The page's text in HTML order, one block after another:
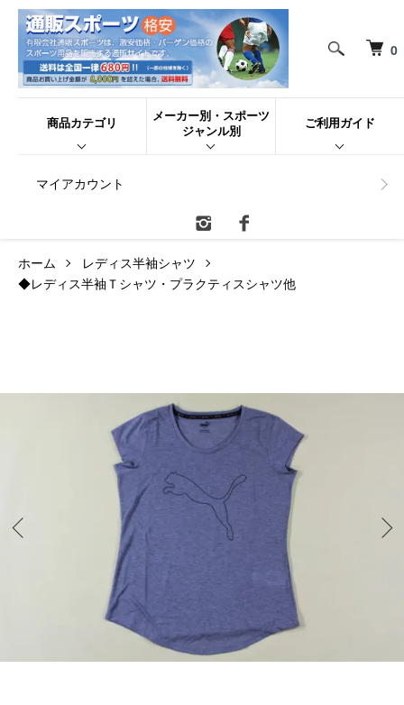
0
商品カテゴリ
メーカー別・スポーツ
ジャンル別
ご利用ガイド
マイアカウント
ホーム
レディス半袖シャツ
◆レディス半袖Ｔシャツ・プラクティスシャツ他